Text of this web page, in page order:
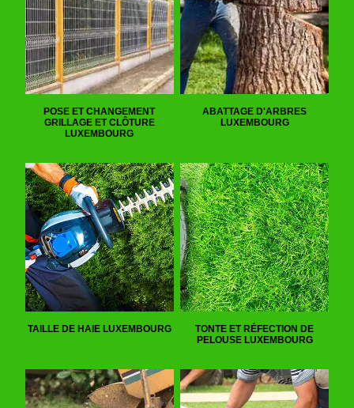
POSE ET CHANGEMENT
GRILLAGE ET CLÔTURE
LUXEMBOURG
ABATTAGE D'ARBRES
LUXEMBOURG
TAILLE DE HAIE LUXEMBOURG
TONTE ET RÉFECTION DE
PELOUSE LUXEMBOURG